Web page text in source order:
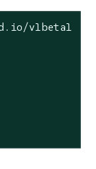
v1beta1